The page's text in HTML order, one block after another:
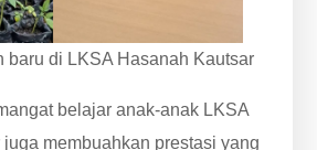
baru di LKSA Hasanah Kautsar
belajar anak-anak LKSA
membuahkan prestasi yang